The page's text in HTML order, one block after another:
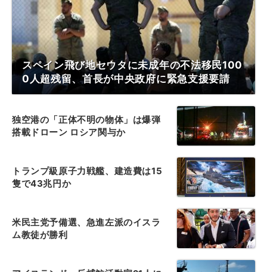
スペイン飛び地セウタに未成年の不法移民100
0人超残留、首長が中央政府に緊急支援要請
独空港の「正体不明の物体」は爆弾
搭載ドローン ロシア関与か
トランプ級原子力戦艦、建造費は15
隻で43兆円か
米民主党予備選、急進左派のイスラ
ム教徒が勝利